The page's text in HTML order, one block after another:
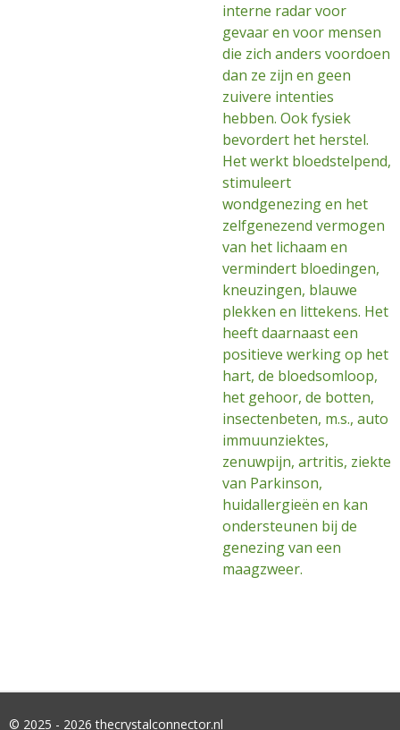
interne radar voor
gevaar en voor mensen
die zich anders voordoen
dan ze zijn en geen
zuivere intenties
hebben. Ook fysiek
bevordert het herstel.
Het werkt bloedstelpend,
stimuleert
wondgenezing en het
zelfgenezend vermogen
van het lichaam en
vermindert bloedingen,
kneuzingen, blauwe
plekken en littekens. Het
heeft daarnaast een
positieve werking op het
hart, de bloedsomloop,
het gehoor, de botten,
insectenbeten, m.s., auto
immuunziektes,
zenuwpijn, artritis, ziekte
van Parkinson,
huidallergieën en kan
ondersteunen bij de
genezing van een
maagzweer.
© 2025 - 2026 thecrystalconnector.nl